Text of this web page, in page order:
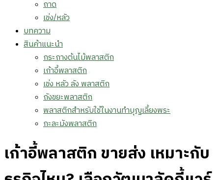
ถาด
เข่ง/หลัว
บทความ
สินค้าแนะนำ
กระถางต้นไม้พลาสติก
เก้าอี้พลาสติก
เข่ง หลัว ลัง พลาสติก
ถังขยะพลาสติก
พลาสติกสำหรับใช้ในงานทำบุญเลี้ยงพระ
กะละมังพลาสติก
เก้าอี้พลาสติก ขายส่ง เหมาะกับ